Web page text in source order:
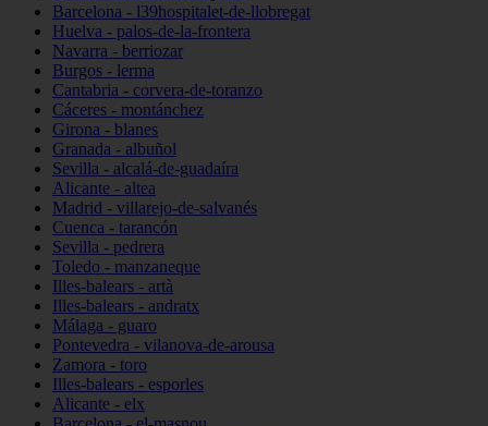
Barcelona - l39hospitalet-de-llobregat
Huelva - palos-de-la-frontera
Navarra - berriozar
Burgos - lerma
Cantabria - corvera-de-toranzo
Cáceres - montánchez
Girona - blanes
Granada - albuñol
Sevilla - alcalá-de-guadaíra
Alicante - altea
Madrid - villarejo-de-salvanés
Cuenca - tarancón
Sevilla - pedrera
Toledo - manzaneque
Illes-balears - artà
Illes-balears - andratx
Málaga - guaro
Pontevedra - vilanova-de-arousa
Zamora - toro
Illes-balears - esporles
Alicante - elx